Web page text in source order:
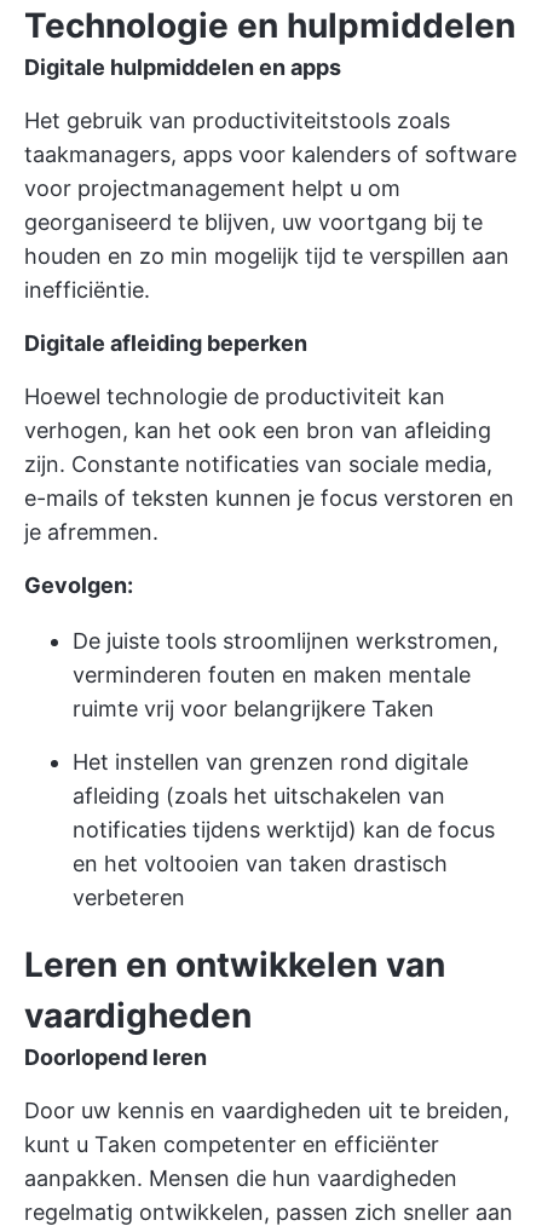
Technologie en hulpmiddelen
Digitale hulpmiddelen en apps
Het gebruik van productiviteitstools zoals
taakmanagers, apps voor kalenders of software
voor projectmanagement helpt u om
georganiseerd te blijven, uw voortgang bij te
houden en zo min mogelijk tijd te verspillen aan
inefficiëntie.
Digitale afleiding beperken
Hoewel technologie de productiviteit kan
verhogen, kan het ook een bron van afleiding
zijn. Constante notificaties van sociale media,
e-mails of teksten kunnen je focus verstoren en
je afremmen.
Gevolgen:
De juiste tools stroomlijnen werkstromen,
verminderen fouten en maken mentale
ruimte vrij voor belangrijkere Taken
Het instellen van grenzen rond digitale
afleiding (zoals het uitschakelen van
notificaties tijdens werktijd) kan de focus
en het voltooien van taken drastisch
verbeteren
Leren en ontwikkelen van
vaardigheden
Doorlopend leren
Door uw kennis en vaardigheden uit te breiden,
kunt u Taken competenter en efficiënter
aanpakken. Mensen die hun vaardigheden
regelmatig ontwikkelen, passen zich sneller aan